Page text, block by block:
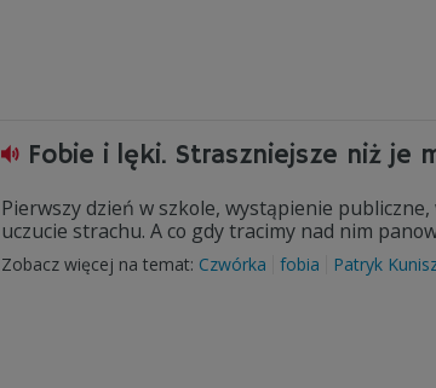
Fobie i lęki. Straszniejsze niż je
Pierwszy dzień w szkole, wystąpienie
uczucie strachu. A co gdy tracimy nad nim
Zobacz więcej na temat: Czwórka fobia Patryk